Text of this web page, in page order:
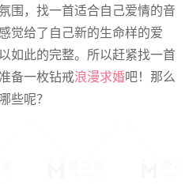
围，找一首适合自己爱情的音
觉给了自己新的生命样的爱
如此的完整。所以赶紧找一首
备一枚钻戒浪漫求婚吧！那么
些呢？